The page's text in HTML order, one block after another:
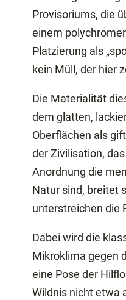
Provisoriums, die
einem
Platzierung als
kein Müll, der hier
Die Materialität
dem glatten,
Oberflächen als
der Zivilisation,
Anordnung die
Natur sind, breitet
unterstreichen die
Dabei wird die
Mikroklima gegen
eine Pose der
Wildnis nicht etwa